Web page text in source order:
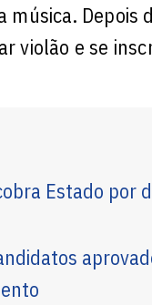
Depois
violão e se
Estado por